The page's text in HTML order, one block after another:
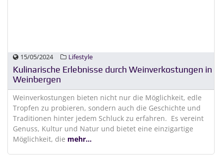
15/05/2024 Lifestyle
Kulinarische Erlebnisse durch Weinverkostungen in
Weinbergen
Weinverkostungen bieten nicht nur die Möglichkeit, edle
Tropfen zu probieren, sondern auch die Geschichte und
Traditionen hinter jedem Schluck zu erfahren. Es vereint
Genuss, Kultur und Natur und bietet eine einzigartige
Möglichkeit, die mehr...